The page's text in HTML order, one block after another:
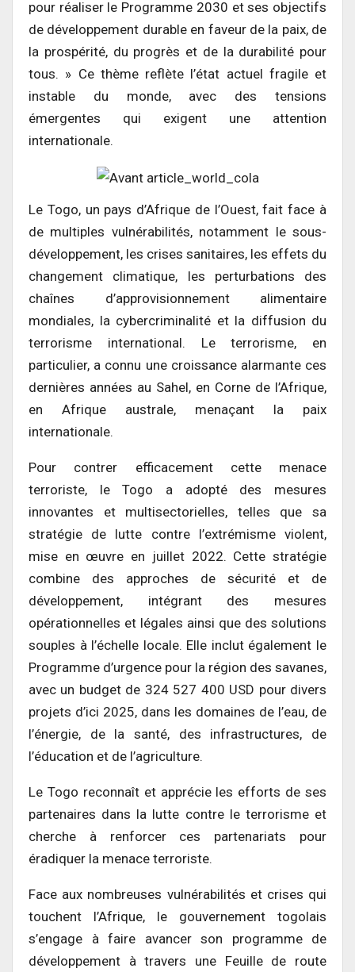
pour réaliser le Programme 2030 et ses objectifs
de développement durable en faveur de la paix, de
la prospérité, du progrès et de la durabilité pour
tous. » Ce thème reflète l’état actuel fragile et
instable du monde, avec des tensions
émergentes qui exigent une attention
internationale.
Le Togo, un pays d’Afrique de l’Ouest, fait face à
de multiples vulnérabilités, notamment le sous-
développement, les crises sanitaires, les effets du
changement climatique, les perturbations des
chaînes d’approvisionnement alimentaire
mondiales, la cybercriminalité et la diffusion du
terrorisme international. Le terrorisme, en
particulier, a connu une croissance alarmante ces
dernières années au Sahel, en Corne de l’Afrique,
en Afrique australe, menaçant la paix
internationale.
Pour contrer efficacement cette menace
terroriste, le Togo a adopté des mesures
innovantes et multisectorielles, telles que sa
stratégie de lutte contre l’extrémisme violent,
mise en œuvre en juillet 2022. Cette stratégie
combine des approches de sécurité et de
développement, intégrant des mesures
opérationnelles et légales ainsi que des solutions
souples à l’échelle locale. Elle inclut également le
Programme d’urgence pour la région des savanes,
avec un budget de 324 527 400 USD pour divers
projets d’ici 2025, dans les domaines de l’eau, de
l’énergie, de la santé, des infrastructures, de
l’éducation et de l’agriculture.
Le Togo reconnaît et apprécie les efforts de ses
partenaires dans la lutte contre le terrorisme et
cherche à renforcer ces partenariats pour
éradiquer la menace terroriste.
Face aux nombreuses vulnérabilités et crises qui
touchent l’Afrique, le gouvernement togolais
s’engage à faire avancer son programme de
développement à travers une Feuille de route